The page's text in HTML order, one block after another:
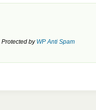
Protected by WP Anti Spam